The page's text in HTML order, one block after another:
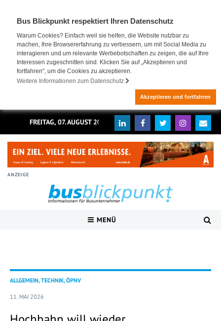
Bus Blickpunkt respektiert Ihren Datenschutz
Warum Cookies? Einfach weil sie helfen, die Website nutzbar zu
machen, Ihre Browsererfahrung zu verbessern, um mit Social Media zu
interagieren und um relevante Werbebotschaften zu zeigen, die auf Ihre
Interessen zugeschnitten sind. Klicken Sie auf „Akzeptieren und
fortfahren", um die Cookies zu akzeptieren.
Weitere Informationen zum Datenschutz
Akzeptieren und fortfahren
FREITAG, 07. AUGUST 2026
ANZEIGE
MENÜ
ALLGEMEIN, TECHNIK, ÖPNV
11. MAI 2026